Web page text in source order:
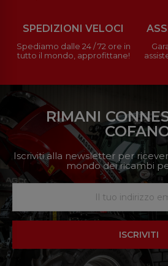
SPEDIZIONI VELOCI
Spediamo dalle 24 / 72 ore in
tutto il mondo, approfittane!
RIMANI
Iscriviti alla newsletter per
mondo dei ricambi
ISCRIVITI